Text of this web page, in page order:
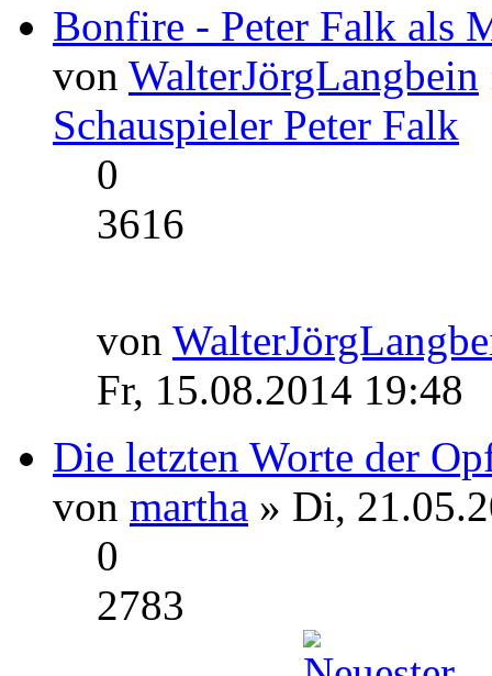
Bonfire - Peter Falk als
von WalterJörgLangbein
Schauspieler Peter Falk
0
3616
von
Fr, 15.08.2014 19:48
Die letzten Worte der
von martha » Di,
0
2783